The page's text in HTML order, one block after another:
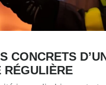
CONCRETS
RÉGULIÈRE